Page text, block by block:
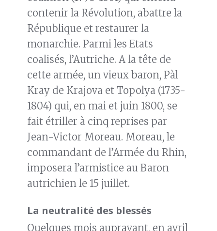
contenir la Révolution, abattre la
République et restaurer la
monarchie. Parmi les Etats
coalisés, l’Autriche. A la tête de
cette armée, un vieux baron, Pàl
Kray de Krajova et Topolya (1735-
1804) qui, en mai et juin 1800, se
fait étriller à cinq reprises par
Jean-Victor Moreau. Moreau, le
commandant de l’Armée du Rhin,
imposera l’armistice au Baron
autrichien le 15 juillet.
La neutralité des blessés
Quelques mois aupravant, en avril